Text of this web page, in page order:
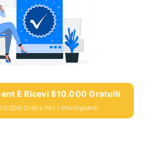
E Ricevi $10.000 Gratuiti
Gratis Per I Principianti